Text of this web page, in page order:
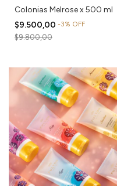
Colonias Melrose x 500 ml
$9.500,00 -3% OFF
$9.800,00